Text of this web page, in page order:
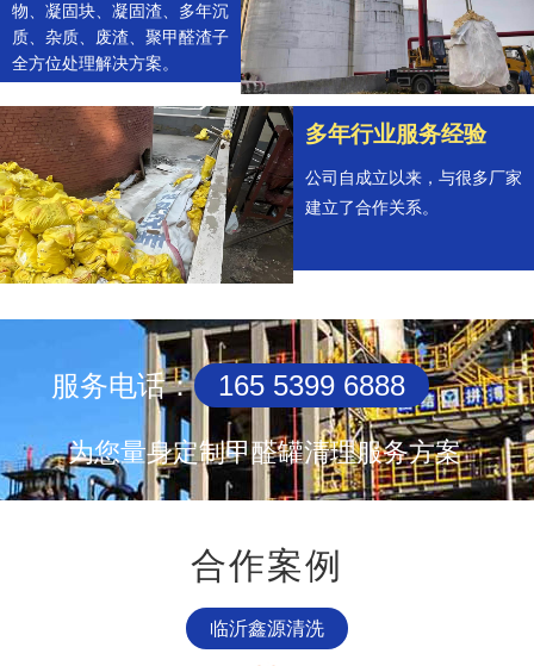
物、凝固块、凝固渣、多年沉
质、杂质、废渣、聚甲醛渣子
全方位处理解决方案。
多年行业服务经验
公司自成立以来，与很多厂家
建立了合作关系。
服务电话： 165 5399 6888
为您量身定制甲醛罐清理服务方案
合作案例
临沂鑫源清洗